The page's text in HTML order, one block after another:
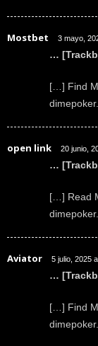
Mostbet 3 mayo,
…
[…] Find
open link 20 junio,
…
[…] Read
Aviator 5 julio, 2025
…
[…] Find